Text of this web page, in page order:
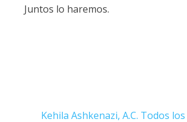
Juntos lo haremos.
Kehila Ashkenazi, A.C. Todos